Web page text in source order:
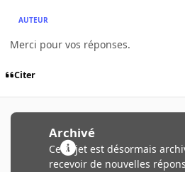
AUTEUR
Merci pour vos réponses.
Citer
Archivé
Ce sujet est désormais
recevoir de nouvelles